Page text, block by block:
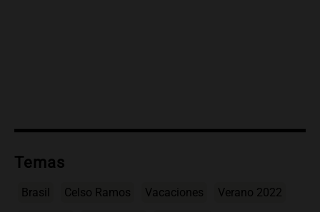
Temas
Brasil Celso Ramos Vacaciones Verano 2022